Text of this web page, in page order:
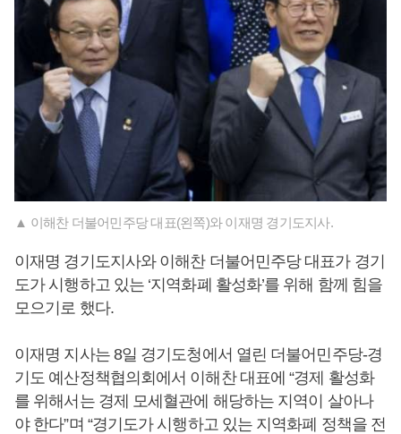
▲ 이해찬 더불어민주당 대표(왼쪽)와 이재명 경기도지사.
이재명 경기도지사와 이해찬 더불어민주당 대표가 경기
도가 시행하고 있는 ‘지역화폐 활성화’를 위해 함께 힘을
모으기로 했다.
이재명 지사는 8일 경기도청에서 열린 더불어민주당-경
기도 예산정책협의회에서 이해찬 대표에 “경제 활성화
를 위해서는 경제 모세혈관에 해당하는 지역이 살아나
야 한다”며 “경기도가 시행하고 있는 지역화폐 정책을 전